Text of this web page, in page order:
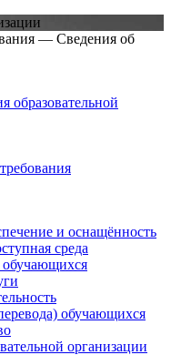
— Сведения об
образовательной
и оснащённость
среда
обучающихся
организации